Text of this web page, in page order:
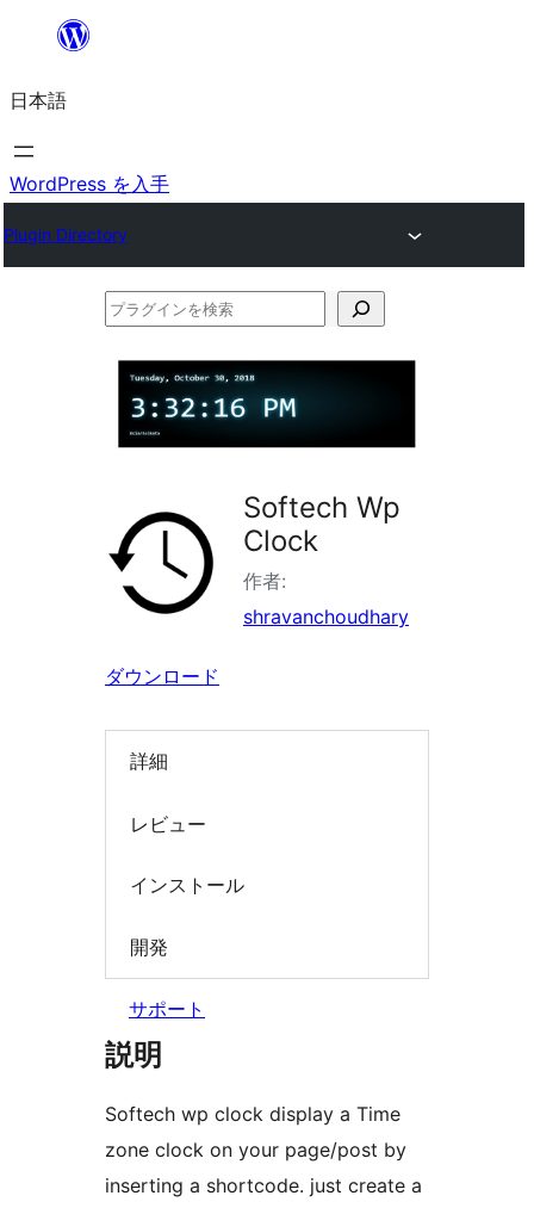
を
ス
キ
プ
日本語
WordPress を入手
Plugin Directory
プ
ン
索
Softech Wp
Clock
作者:
shravanchoudhary
ダウンロード
詳細
レビュー
インストール
開発
サポート
説明
Softech wp clock display a Time
zone clock on your page/post by
inserting a shortcode. just create a